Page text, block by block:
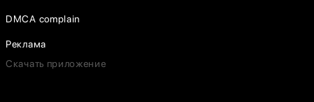
DMCA complain
Реклама
Скачать приложение